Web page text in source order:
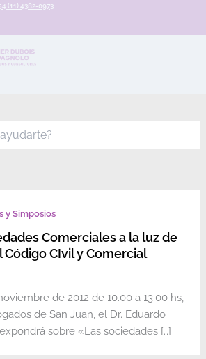
(11) 4382-0973
y Simposios
Comerciales a la luz de
CIvil y Comercial
de 2012 de 10.00 a 13.00 hs,
de San Juan, el Dr. Eduardo
sobre «Las sociedades […]